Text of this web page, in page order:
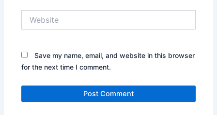
Save my name, email, and website in this browser
for the next time I comment.